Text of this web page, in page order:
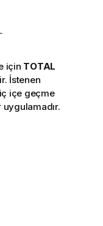
için TOTAL
İstenen
içe geçme
uygulamadır.